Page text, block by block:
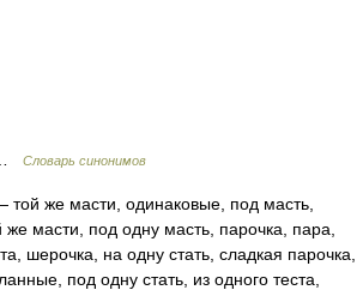
Словарь синонимов
той же масти, одинаковые, под масть,
же масти, под одну масть, парочка, пара,
шерочка, на одну стать, сладкая парочка,
под одну стать, из одного теста,